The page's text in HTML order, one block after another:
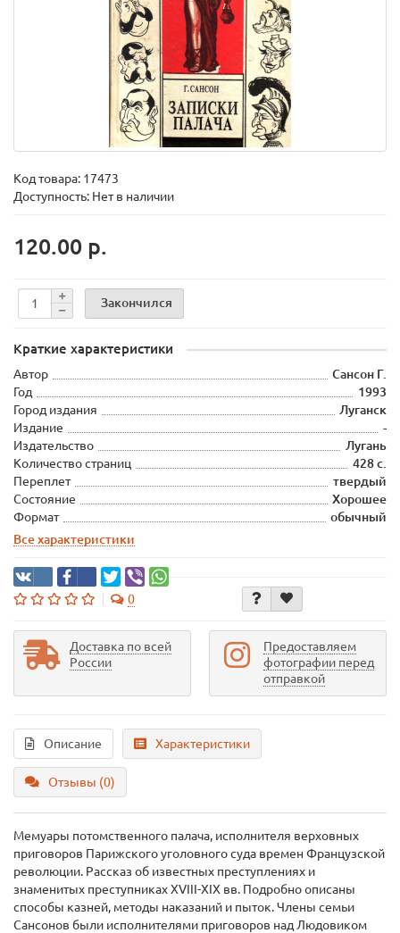
Код товара: 17473
Доступность: Нет в наличии
120.00 р.
Закончился
Краткие характеристики
Автор
Сансон Г.
Год
1993
Город издания
Луганск
Издание
-
Издательство
Лугань
Количество страниц
428 с.
Переплет
твердый
Состояние
Хорошее
Формат
обычный
Все характеристики
0
Доставка по всей
России
Предоставляем
фотографии перед
отправкой
Описание Характеристики
Отзывы (0)
Мемуары потомственного палача, исполнителя верховных
приговоров Парижского уголовного суда времен Французской
революции. Рассказ об известных преступлениях и
знаменитых преступниках XVIII-XIX вв. Подробно описаны
способы казней, методы наказаний и пыток. Члены семьи
Сансонов были исполнителями приговоров над Людовиком